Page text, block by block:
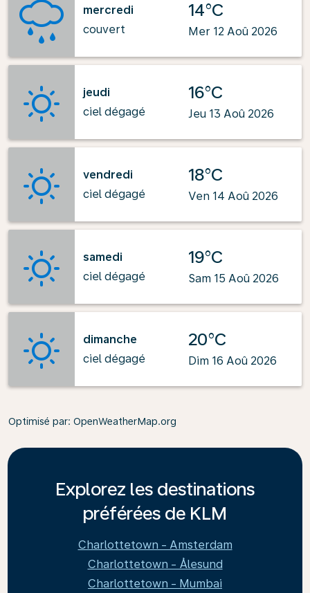
mercredi
couvert
14°C
Mer 12 Aoû 2026
jeudi
ciel dégagé
16°C
Jeu 13 Aoû 2026
vendredi
ciel dégagé
18°C
Ven 14 Aoû 2026
samedi
ciel dégagé
19°C
Sam 15 Aoû 2026
dimanche
ciel dégagé
20°C
Dim 16 Aoû 2026
Optimisé par: OpenWeatherMap.org
Explorez les destinations
préférées de KLM
Charlottetown - Amsterdam
Charlottetown - Ålesund
Charlottetown - Mumbai